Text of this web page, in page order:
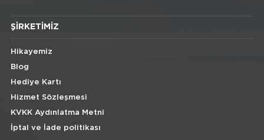
ŞIRKETIMIZ
Hikayemiz
Blog
Hediye Kartı
Hizmet Sözleşmesi
KVKK Aydınlatma Metni
İptal ve İade politikası